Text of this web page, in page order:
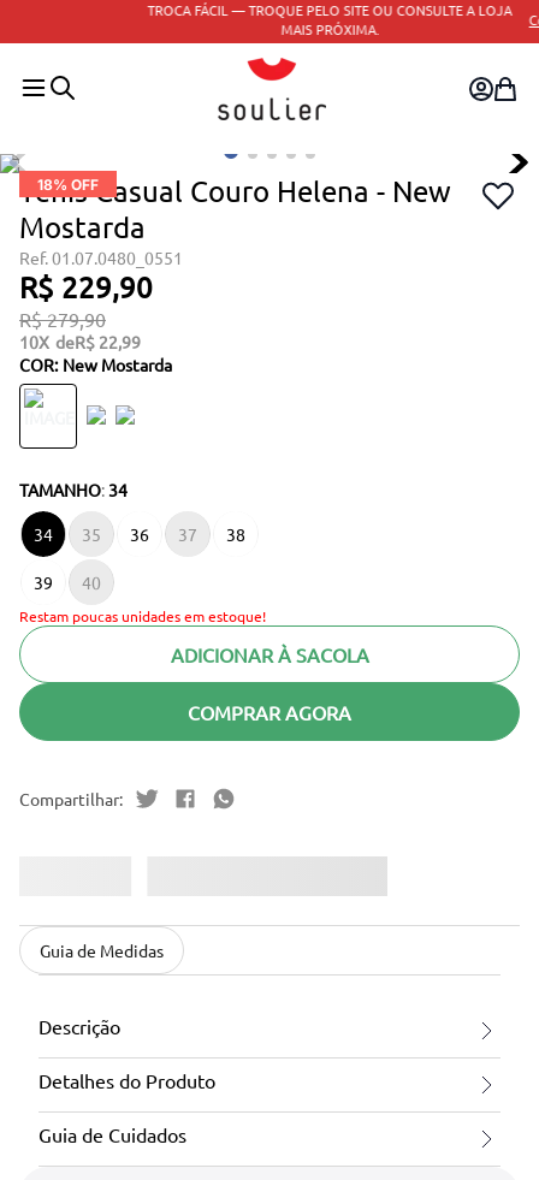
TROCA FÁCIL — TROQUE PELO SITE OU CONSULTE A LOJA
Consulte o regulamento
18% OFF
Tenis Casual Couro Helena - New
Mostarda
01.07.0480_0551
R$ 229,90
R$ 279,90
10 R$ 22,99
COR: New Mostarda
TAMANHO: 34
34 35 36 37 38
39 40
Restam poucas unidades em estoque!
ADICIONAR À SACOLA
COMPRAR AGORA
Guia de Medidas
Descrição
Detalhes do Produto
Guia de Cuidados